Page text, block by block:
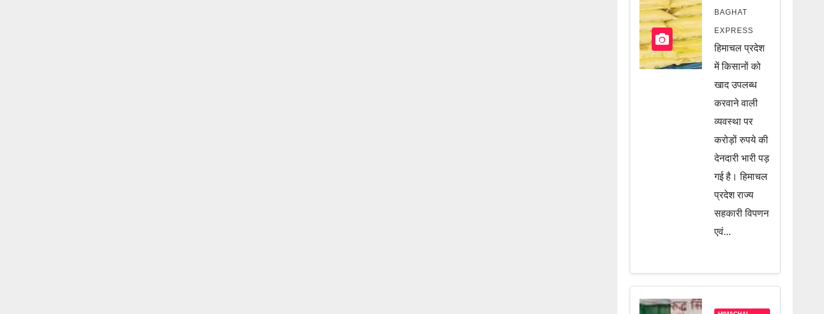
करोड़ों की
देनदारी के
चलते खाद
की सप्लाई
बंद, जानें पूरी
खबर
BAGHAT
EXPRESS
हिमाचल प्रदेश
में किसानों को
खाद उपलब्ध
करवाने वाली
व्यवस्था पर
करोड़ों रुपये की
देनदारी भारी पड़
गई है। हिमाचल
प्रदेश राज्य
सहकारी विपणन
एवं...